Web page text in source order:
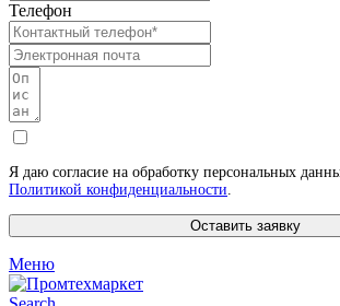
Телефон
Я даю согласие на обработку персональных
Политикой конфиденциальности.
Оставить заявку
Меню